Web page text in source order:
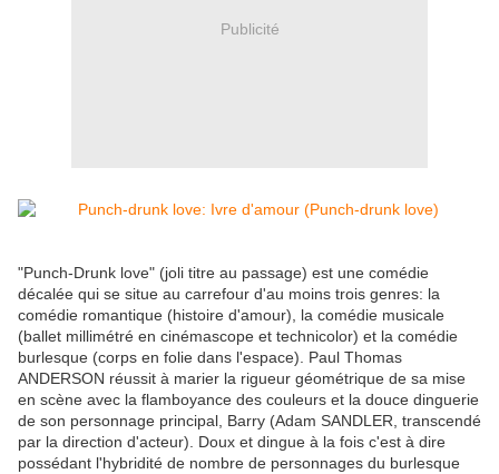
Publicité
"Punch-Drunk love" (joli titre au passage) est une comédie
décalée qui se situe au carrefour d'au moins trois genres: la
comédie romantique (histoire d'amour), la comédie musicale
(ballet millimétré en cinémascope et technicolor) et la comédie
burlesque (corps en folie dans l'espace). Paul Thomas
ANDERSON réussit à marier la rigueur géométrique de sa mise
en scène avec la flamboyance des couleurs et la douce dinguerie
de son personnage principal, Barry (Adam SANDLER, transcendé
par la direction d'acteur). Doux et dingue à la fois c'est à dire
possédant l'hybridité de nombre de personnages du burlesque